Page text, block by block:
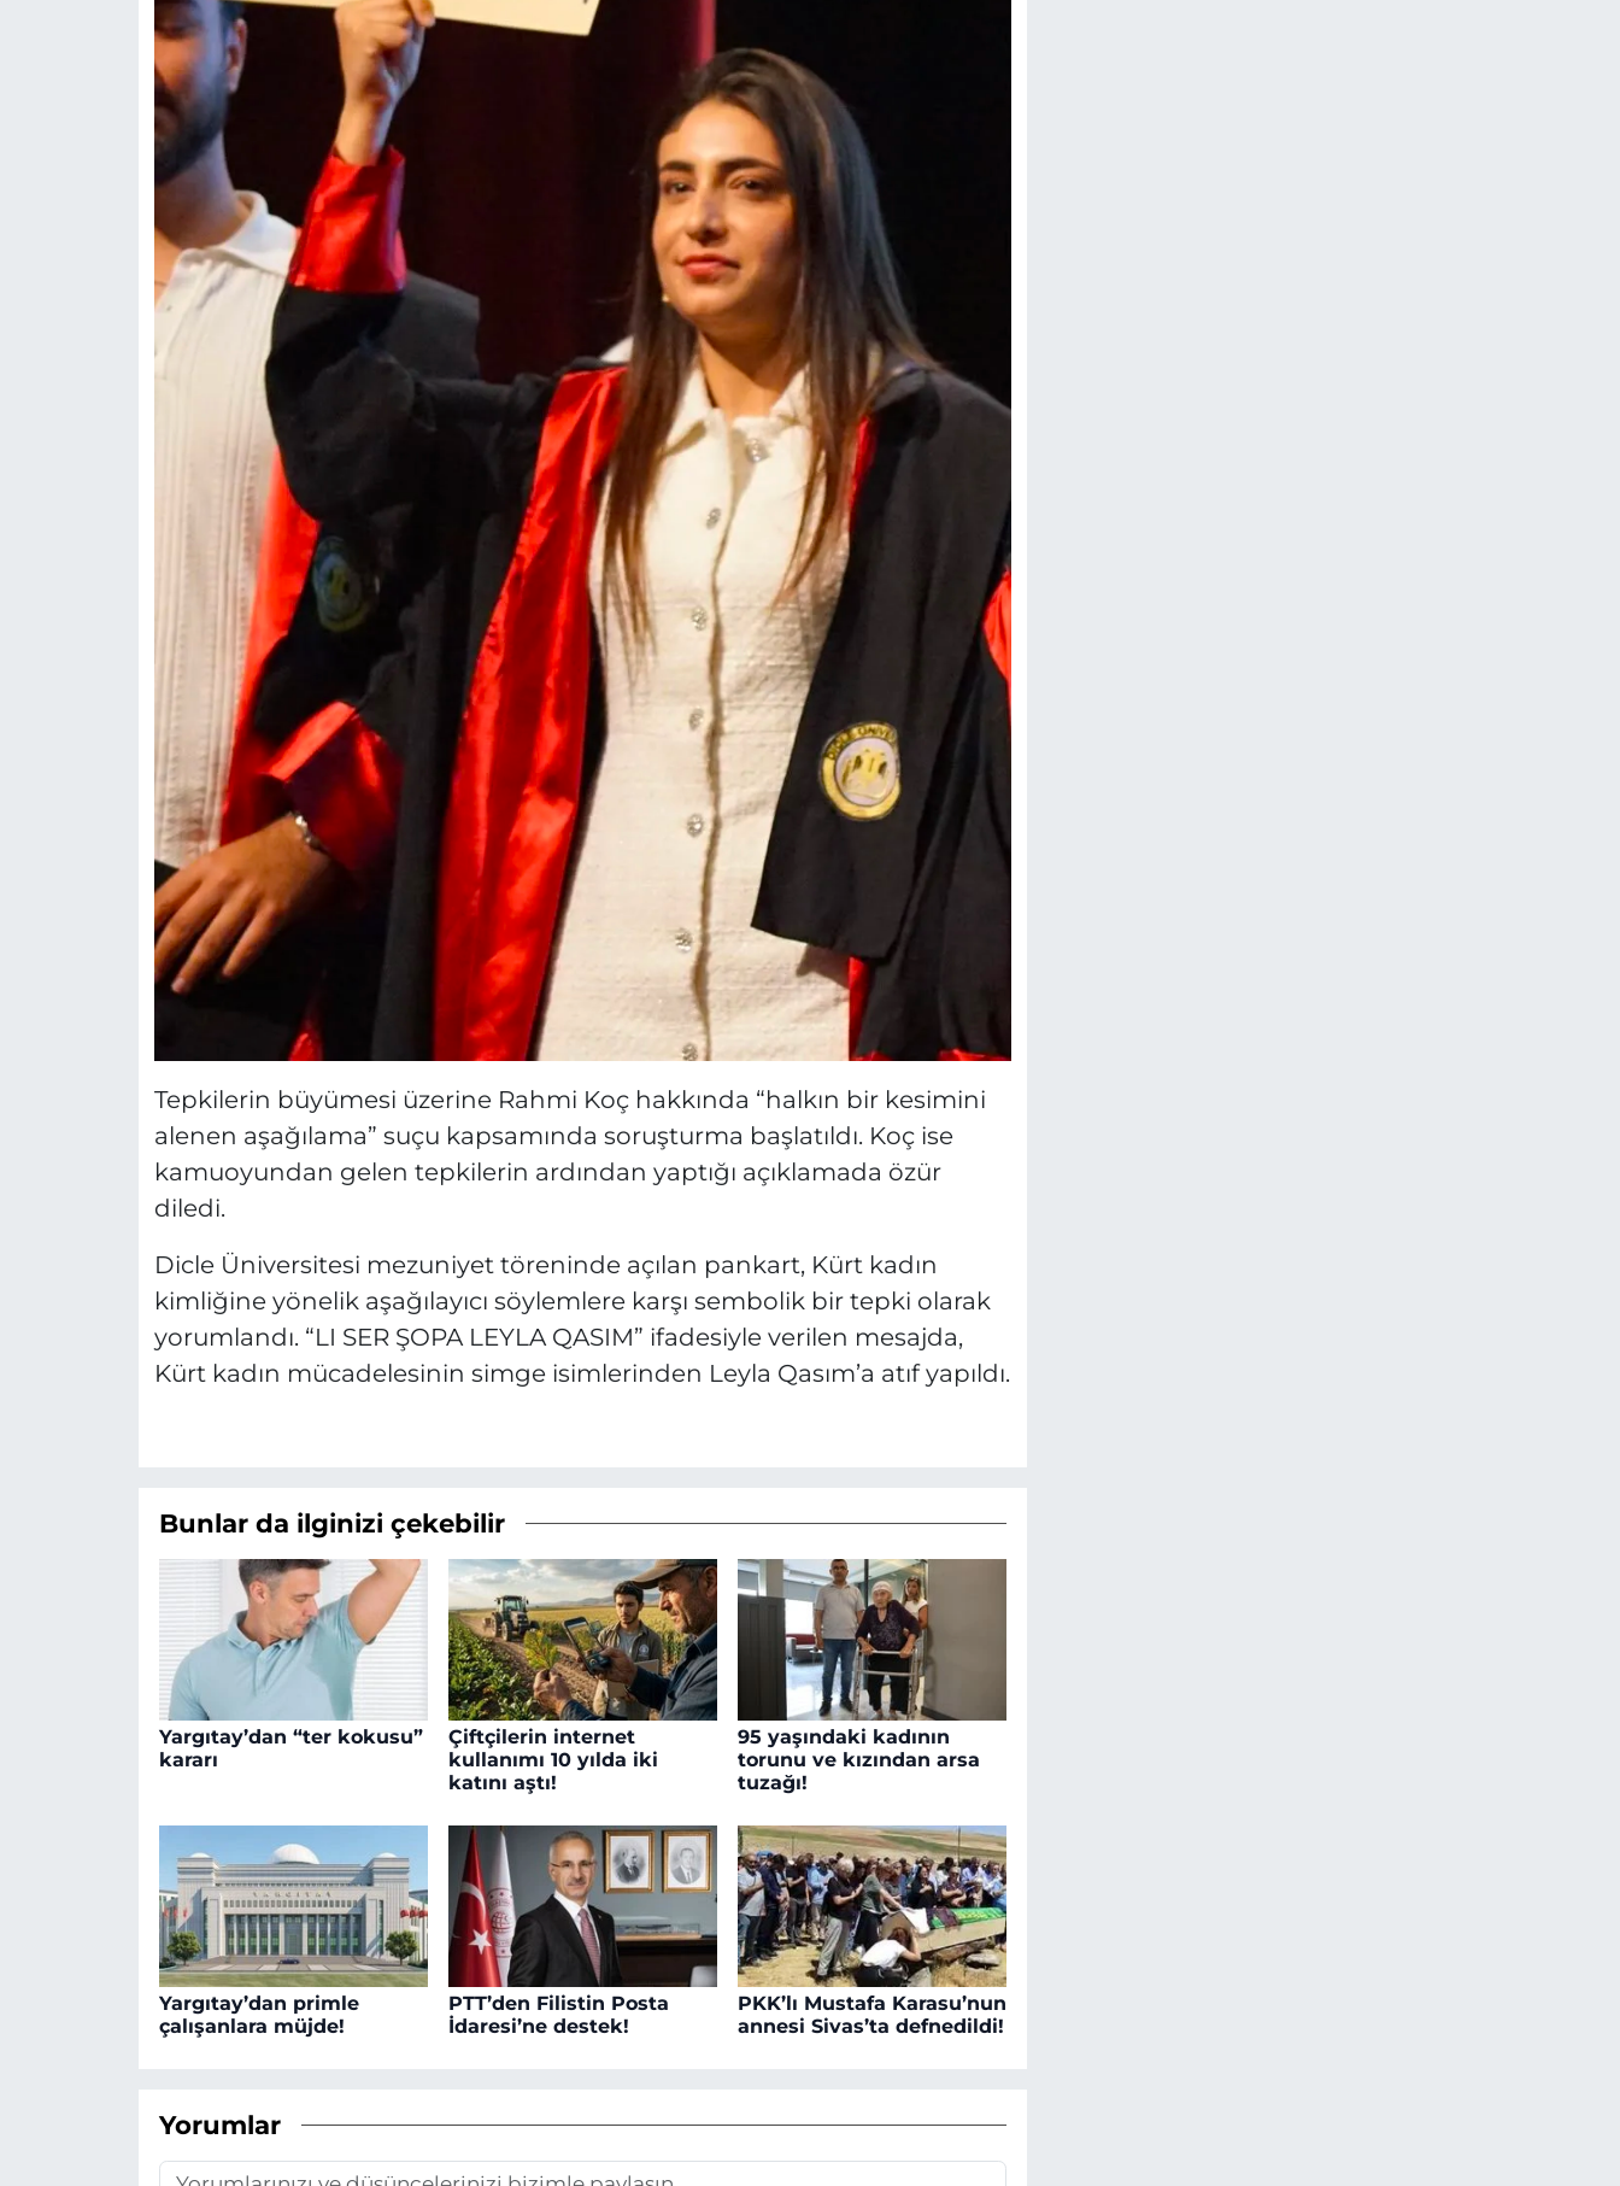
Tepkilerin büyümesi üzerine Rahmi Koç hakkında “halkın bir kesimini
alenen aşağılama” suçu kapsamında soruşturma başlatıldı. Koç ise
kamuoyundan gelen tepkilerin ardından yaptığı açıklamada özür
diledi.
Dicle Üniversitesi mezuniyet töreninde açılan pankart, Kürt kadın
kimliğine yönelik aşağılayıcı söylemlere karşı sembolik bir tepki olarak
yorumlandı. “LI SER ŞOPA LEYLA QASIM” ifadesiyle verilen mesajda,
Kürt kadın mücadelesinin simge isimlerinden Leyla Qasım’a atıf yapıldı.
Bunlar da ilginizi çekebilir
Yargıtay’dan “ter kokusu”
kararı
Çiftçilerin internet
kullanımı 10 yılda iki
katını aştı!
95 yaşındaki kadının
torunu ve kızından arsa
tuzağı!
Yargıtay’dan primle
çalışanlara müjde!
PTT’den Filistin Posta
İdaresi’ne destek!
PKK’lı Mustafa Karasu’nun
annesi Sivas’ta defnedildi!
Yorumlar